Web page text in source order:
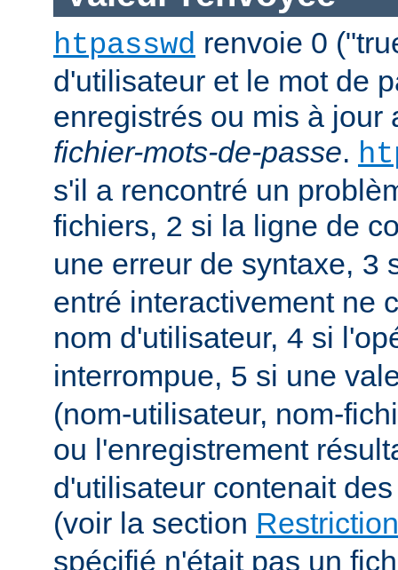
htpasswd renvoie 0
d'utilisateur et le mot de
enregistrés ou mis à jour
fichier-mots-de-passe.
s'il a rencontré un
fichiers, 2 si la ligne de
une erreur de syntaxe, 3
entré interactivement ne
nom d'utilisateur, 4 si
interrompue, 5 si une
(nom-utilisateur, nom-
ou l'enregistrement
d'utilisateur contenait
(voir la section
spécifié n'était pas un